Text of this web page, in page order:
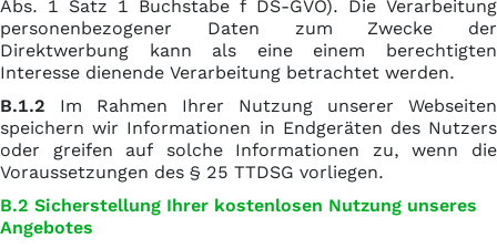
Abs. 1 Satz 1 Buchstabe f DS-GVO). Die Verarbeitung
personenbezogener Daten zum Zwecke der
Direktwerbung kann als eine einem berechtigten
Interesse dienende Verarbeitung betrachtet werden.
B.1.2 Im Rahmen Ihrer Nutzung unserer Webseiten
speichern wir Informationen in Endgeräten des Nutzers
oder greifen auf solche Informationen zu, wenn die
Voraussetzungen des § 25 TTDSG vorliegen.
B.2 Sicherstellung Ihrer kostenlosen Nutzung unseres
Angebotes